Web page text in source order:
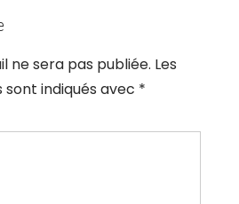
ne sera pas publiée. Les
indiqués avec *